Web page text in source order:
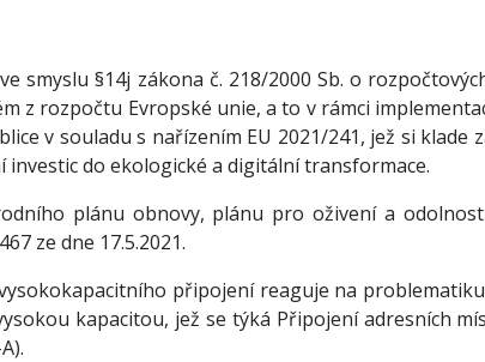
smyslu §14j zákona č. 218/2000 Sb. o
z rozpočtu Evropské unie, a to v rámci
v souladu s nařízením EU 2021/241, jež si klade
investic do ekologické a digitální transformace.
plánu obnovy, plánu pro oživení a
ze dne 17.5.2021.
připojení reaguje na
kapacitou, jež se týká Připojení adresních